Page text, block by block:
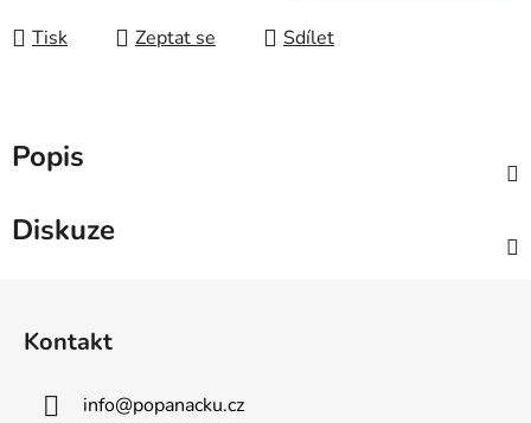
Tisk Zeptat se Sdílet
Popis
Diskuze
Kontakt
info@popanacku.cz